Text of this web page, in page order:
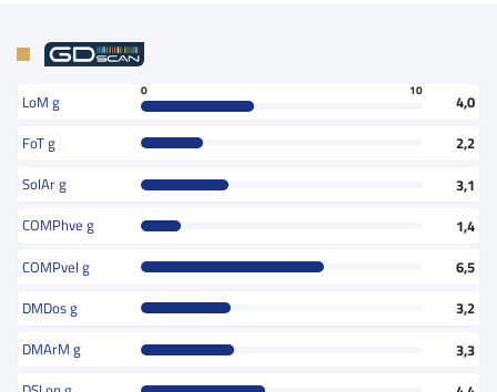
LoM g
0 10
4,0
FoT g
2,2
SolAr g
3,1
COMPhve g
1,4
COMPvel g
6,5
DMDos g
3,2
DMArM g
3,3